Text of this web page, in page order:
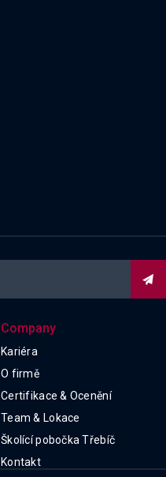

Company
Kariéra
O firmě
Certifikace & Ocenění
Team & Lokace
Školící pobočka Třebíč
Kontakt